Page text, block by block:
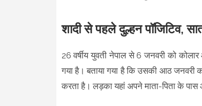
शादी से पहले दुल्हन पॉजिटिव,
26 वर्षीय युवती नेपाल से 6 जनवरी को
गया है। बताया गया है कि उसकी आठ जनवरी
करता है। लड़का यहां अपने माता-पिता के पास